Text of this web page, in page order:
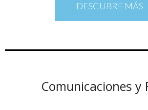
DESCUBRE MÁS
Comunicaciones y